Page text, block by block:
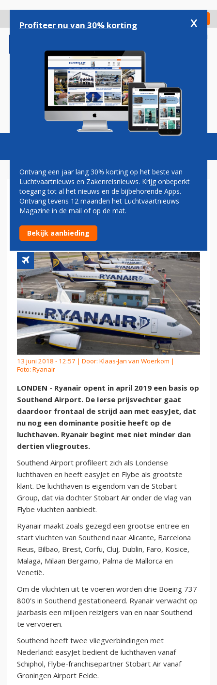
gaan
Check in
Magazine Podcasts Vacatures
RYANAIR VALT EASYJET AAN
MET BASIS OP SOUTHEND
AIRPORT
13 juni 2018 - 12:57 | Door: Klaas-Jan van Woerkom |
Foto: Ryanair
LONDEN - Ryanair opent in april 2019 een basis op
Southend Airport. De Ierse prijsvechter gaat
daardoor frontaal de strijd aan met easyJet, dat
nu nog een dominante positie heeft op de
luchthaven. Ryanair begint met niet minder dan
dertien vliegroutes.
Southend Airport profileert zich als Londense
luchthaven en heeft easyJet en Flybe als grootste
klant. De luchthaven is eigendom van de Stobart
Group, dat via dochter Stobart Air onder de vlag van
Flybe vluchten aanbiedt.
Ryanair maakt zoals gezegd een grootse entree en
start vluchten van Southend naar Alicante, Barcelona
Reus, Bilbao, Brest, Corfu, Cluj, Dublin, Faro, Kosice,
Malaga, Milaan Bergamo, Palma de Mallorca en
Venetië.
Om de vluchten uit te voeren worden drie Boeing 737-
800’s in Southend gestationeerd. Ryanair verwacht op
jaarbasis een miljoen reizigers van en naar Southend
te vervoeren.
Southend heeft twee vliegverbindingen met
Nederland: easyJet bedient de luchthaven vanaf
Schiphol, Flybe-franchisepartner Stobart Air vanaf
Groningen Airport Eelde.
Profiteer nu van 30% korting x
Ontvang een jaar lang 30% korting op het beste van
Luchtvaartnieuws en Zakenreisnieuws. Krijg onbeperkt
toegang tot al het nieuws en de bijbehorende Apps.
Ontvang tevens 12 maanden het Luchtvaartnieuws
Magazine in de mail of op de mat.
Bekijk aanbieding